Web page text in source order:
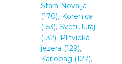
Stara Novalja
(170), Korenica
(153), Sveti Juraj
(132), Plitvická
jezera (129),
Karlobag (127),